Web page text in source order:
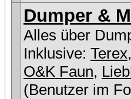
Dumper &
Alles über
Inklusive: Terex,
O&K Faun,
(Benutzer im